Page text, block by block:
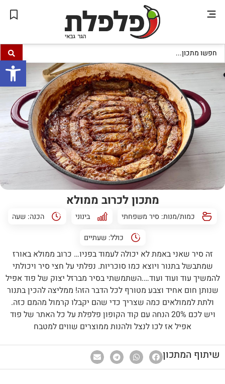
פתח
מתכון לכרוב ממולא
כמות/מנות: סיר משפחתי בינוני הכנה: שעה
כולל: שעתיים
זה סיר שאני באמת לא יכולה לעמוד בפניו… כרוב ממולא באורז
שמתבשל בתנור ויוצא כמו סוכריות. נפלתי על חצי סיר ויכולתי
להמשיך עוד ועוד ועוד….השתמשתי בסיר מברזל יצוק של פוד אפיל
שנותן חום אחיד וצבע מטורף לכל הדבר הזה! ממליצה להכין בתנור
ולתת לממולאים כמה שצריך כדי שהם יקבלו קרמול מהמם כזה.
ויש לכם 20% הנחה עם קוד הקופון פלפלת על כל האתר של פוד
אפיל אז לכו לנצל ולהנות ממוצרים שווים למטבח
שיתוף המתכון